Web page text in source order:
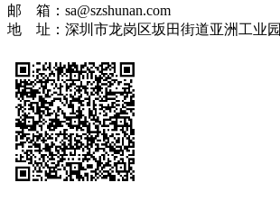
邮 箱：sa@szshunan.com
地 址：深圳市龙岗区坂田街道亚洲工业园